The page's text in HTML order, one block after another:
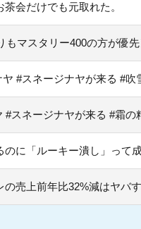
会だけでも元取れた。
もマスタリー400の方が優先
#スネージナヤが来る #吹
スネージナヤが来る #霜の
に「ルーキー潰し」って
売上前年比32%減はヤバ